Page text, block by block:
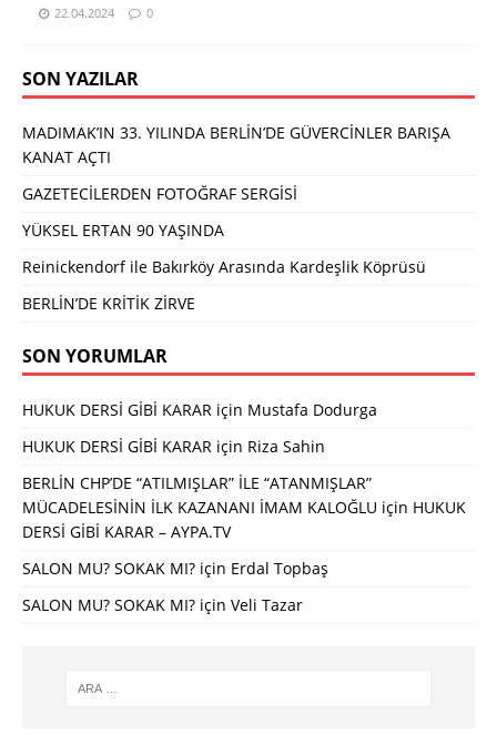
22.04.2024 0
SON YAZILAR
MADIMAK’IN 33. YILINDA BERLİN’DE GÜVERCİNLER BARIŞA
KANAT AÇTI
GAZETECİLERDEN FOTOĞRAF SERGİSİ
YÜKSEL ERTAN 90 YAŞINDA
Reinickendorf ile Bakırköy Arasında Kardeşlik Köprüsü
BERLİN’DE KRİTİK ZİRVE
SON YORUMLAR
HUKUK DERSİ GİBİ KARAR için Mustafa Dodurga
HUKUK DERSİ GİBİ KARAR için Riza Sahin
BERLİN CHP’DE “ATILMIŞLAR” İLE “ATANMIŞLAR”
MÜCADELESİNİN İLK KAZANANI İMAM KALOĞLU için HUKUK
DERSİ GİBİ KARAR – AYPA.TV
SALON MU? SOKAK MI? için Erdal Topbaş
SALON MU? SOKAK MI? için Veli Tazar